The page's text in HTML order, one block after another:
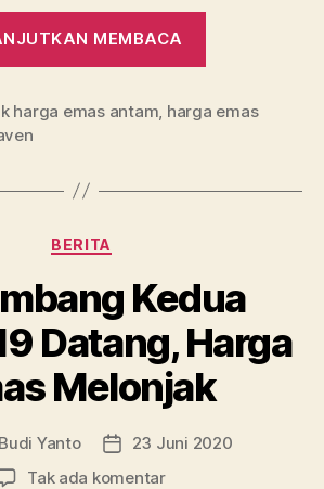
MEMBACA
Hari
Juli
harga emas antam harga emas
Kategori
BERITA
Kedua
Datang, Harga
Melonjak
Budi Yanto
Tanggal
artikel
23 Juni 2020
Tak ada komentarpada